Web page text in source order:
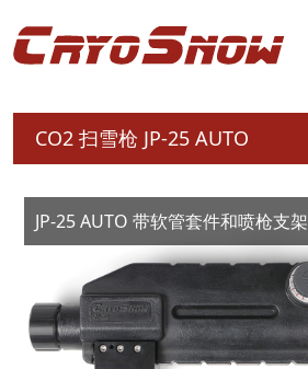
CO2 扫雪枪 JP-25 AUTO
JP-25 AUTO 带软管套件和喷枪支架